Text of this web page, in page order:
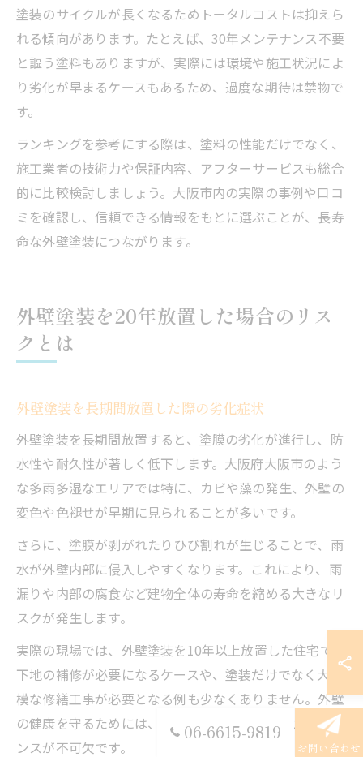
塗装のサイクルが長くなるためトータルコストは抑えら
れる傾向があります。たとえば、30年メンテナンス不要
と謳う塗料もありますが、実際には環境や施工状況によ
り劣化が早まるケースもあるため、過度な期待は禁物で
す。
ランキングを参考にする際は、塗料の性能だけでなく、
施工業者の技術力や保証内容、アフターサービスも総合
的に比較検討しましょう。大阪市内の実際の事例や口コ
ミを確認し、信頼できる情報をもとに選ぶことが、長寿
命な外壁塗装につながります。
外壁塗装を20年放置した場合のリス
クとは
外壁塗装を長期間放置した際の劣化症状
外壁塗装を長期間放置すると、塗膜の劣化が進行し、防
水性や耐久性が著しく低下します。大阪府大阪市のよう
な多雨多湿なエリアでは特に、カビや藻の発生、外壁の
変色や色褪せが早期に見られることが多いです。
さらに、塗膜が剥がれたりひび割れが生じることで、雨
水が外壁内部に侵入しやすくなります。これにより、雨
漏りや内部の腐食など建物全体の寿命を縮める大きなリ
スクが発生します。
実際の現場では、外壁塗装を10年以上放置した住宅で、
下地の補修が必要になるケースや、塗装だけでなく大規
模な修繕工事が必要となる例も少なくありません。外壁
の健康を守るためには、定期的な点検と適切なメンテナ
ンスが不可欠です。
06-6615-9819
お問い合わせ